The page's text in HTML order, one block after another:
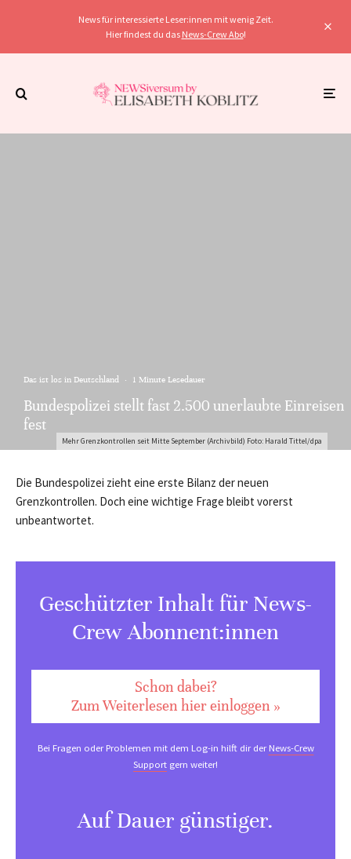
News für interessierte Leser:innen mit wenig Zeit.
Hier findest du das News-Crew Abo!
Mehr Grenzkontrollen seit Mitte September (Archivbild) Foto: Harald Tittel/dpa
Das ist los in Deutschland · 1 Minute Lesedauer
Bundespolizei stellt fast 2.500 unerlaubte Einreisen
fest
Die Bundespolizei zieht eine erste Bilanz der neuen
Grenzkontrollen. Doch eine wichtige Frage bleibt vorerst
unbeantwortet.
Geschützter Inhalt für News-
Crew Abonnent:innen
Schon dabei?
Zum Weiterlesen hier einloggen »
Bei Fragen oder Problemen mit dem Log-in hilft dir derNews-Crew
Support gern weiter!
Auf Dauer günstiger.